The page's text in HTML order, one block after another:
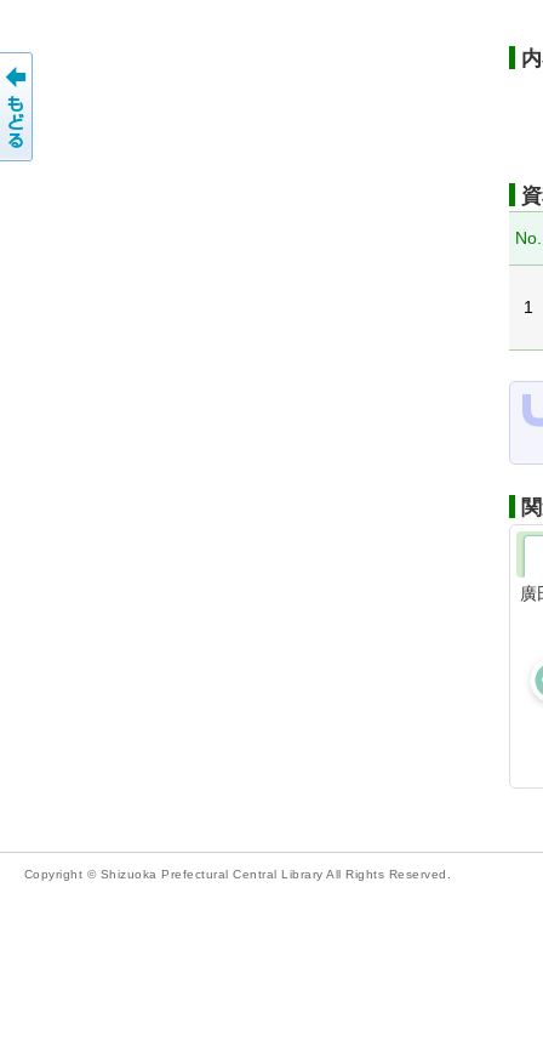
No.
1
廣
Copyright © Shizuoka Prefectural Central Library All Rights Reserved.